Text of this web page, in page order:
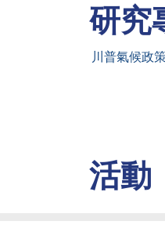
研究
川普氣候政
活動